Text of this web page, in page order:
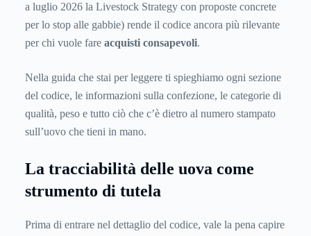
a luglio 2026 la Livestock Strategy con proposte concrete
per lo stop alle gabbie) rende il codice ancora più rilevante
per chi vuole fare acquisti consapevoli.
Nella guida che stai per leggere ti spieghiamo ogni sezione
del codice, le informazioni sulla confezione, le categorie di
qualità, peso e tutto ciò che c’è dietro al numero stampato
sull’uovo che tieni in mano.
La tracciabilità delle uova come
strumento di tutela
Prima di entrare nel dettaglio del codice, vale la pena capire